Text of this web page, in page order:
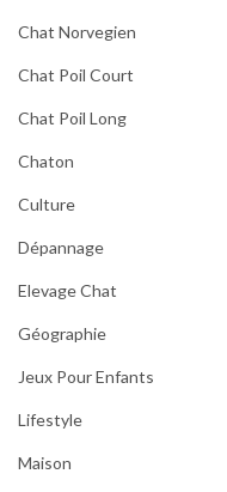
Chat Norvegien
Chat Poil Court
Chat Poil Long
Chaton
Culture
Dépannage
Elevage Chat
Géographie
Jeux Pour Enfants
Lifestyle
Maison